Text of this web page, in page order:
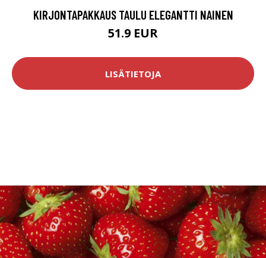
KIRJONTAPAKKAUS TAULU ELEGANTTI NAINEN
51.9 EUR
LISÄTIETOJA